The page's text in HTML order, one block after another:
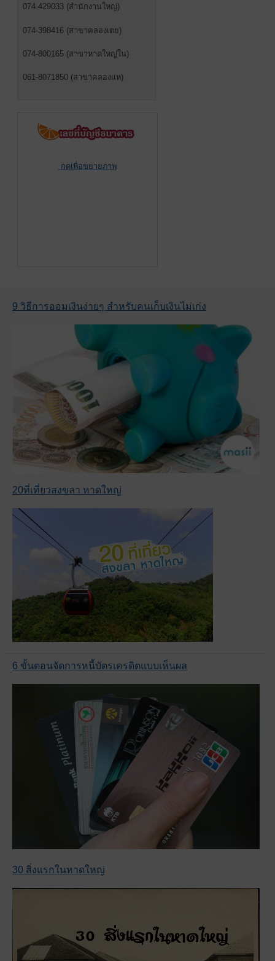
074-429033 (สำนักงานใหญ่)
074-398416 (สาขาคลองเตย)
074-800165 (สาขาหาดใหญ่ใน)
061-8071850 (สาขาคลองแห)
กดเพื่อขยายภาพ
9 วิธีการออมเงินง่ายๆ สำหรับคนเก็บเงินไม่เก่ง
20ที่เที่ยวสงขลา หาดใหญ่
6 ขั้นตอนจัดการหนี้บัตรเครดิตแบบเห็นผล
30 สิ่งแรกในหาดใหญ่